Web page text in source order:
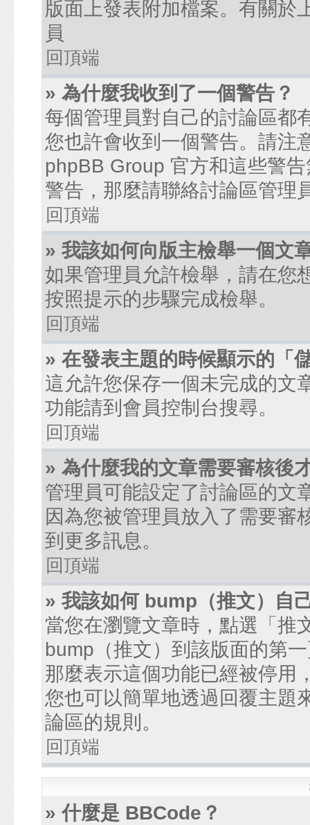
版面上發表附加檔案。有關於
員
回頂端
» 為什麼我收到了一個警告？
每個管理員對自己的討論區都
您也許會收到一個警告。請注
phpBB Group 官方和這些警
警告，那麼請聯絡討論區管理
回頂端
» 我該如何向版主檢舉一個文
如果管理員允許檢舉，請在您
按照提示的步驟完成檢舉。
回頂端
» 在發表主題的時候顯示的「
這允許您保存一個未完成的文
功能請到會員控制台搜尋。
回頂端
» 為什麼我的文章需要審核後
管理員可能設定了討論區的文
因為您被管理員放入了需要審
到更多訊息。
回頂端
» 我該如何 bump（推文）自
當您在瀏覽文章時，點選「推
bump（推文）到該版面的第
那麼表示這個功能已經被停用
您也可以簡單地透過回覆主題
論區的規則。
回頂端
» 什麼是 BBCode？